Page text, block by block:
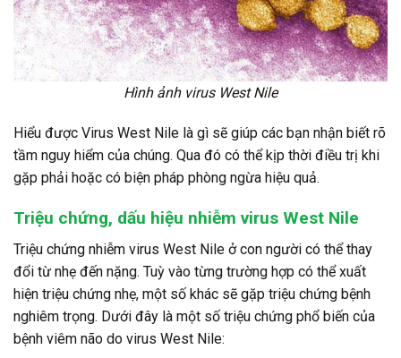
Hình ảnh virus West Nile
Hiểu được Virus West Nile là gì sẽ giúp các bạn nhận biết rõ
tầm nguy hiểm của chúng. Qua đó có thể kịp thời điều trị khi
gặp phải hoặc có biện pháp phòng ngừa hiệu quả.
Triệu chứng, dấu hiệu nhiễm virus West Nile
Triệu chứng nhiễm virus West Nile ở con người có thể thay
đổi từ nhẹ đến nặng. Tuỳ vào từng trường hợp có thể xuất
hiện triệu chứng nhẹ, một số khác sẽ gặp triệu chứng bệnh
nghiêm trọng. Dưới đây là một số triệu chứng phổ biến của
bệnh viêm não do virus West Nile: